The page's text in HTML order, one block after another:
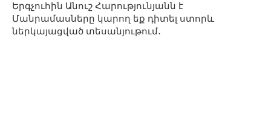
Երգչուհին Անուշ Հարությունյանն է
Մանրամասները կարող եք դիտել ստորև
ներկայացված տեսանյութում․